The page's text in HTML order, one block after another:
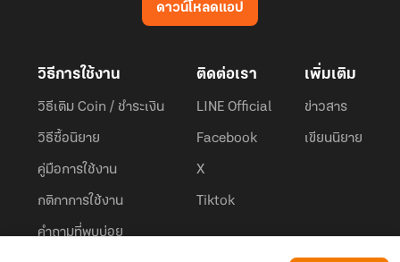
ดาวน์โหลดแอป
วิธีการใช้งาน
วิธีเติม Coin / ชำระเงิน
วิธีซื้อนิยาย
คู่มือการใช้งาน
กติกาการใช้งาน
คำถามที่พบบ่อย
ติดต่อเรา
LINE Official
Facebook
X
Tiktok
เพิ่มเติม
ข่าวสาร
เขียนนิยาย